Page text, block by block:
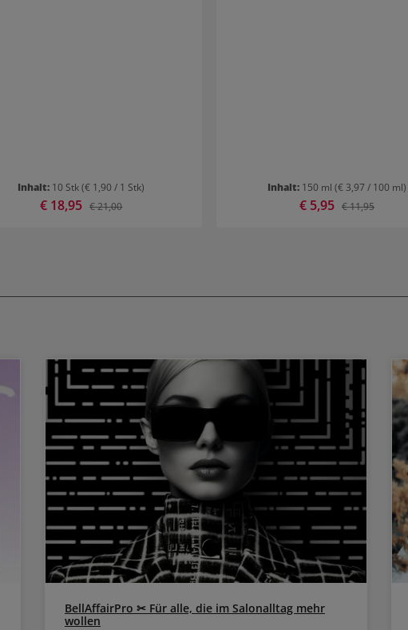
Inhalt: 10 Stk(€ 1,90 / 1 Stk)
Verkaufspreis:
€ 18,95 Regulärer Preis:
€ 21,00
Inhalt: 150 ml (€ 3,97 / 100 ml)
Verkaufspreis:
€ 5,95 Regulärer Preis:
€ 11,95
BellAffairPro ✂ Für alle, die im Salonalltag mehr
wollen